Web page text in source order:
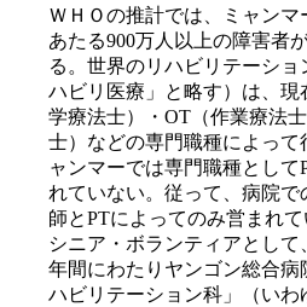
ＷＨＯの推計では、ミャンマ
あたる900万人以上の障害者
る。世界のリハビリテーショ
ハビリ医療」と略す）は、現
学療法士）・OT（作業療法
士）などの専門職種によって
ャンマーでは専門職種として
れていない。従って、病院で
師とPTによってのみ営まれ
シニア・ボランティアとして
年間にわたりヤンゴン総合病
ハビリテーション科」（いわ